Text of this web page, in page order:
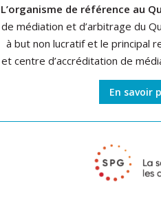
L’organisme de référence au
de médiation et d’arbitrage du
à but non lucratif et le principal
et centre d’accréditation de
En savoir